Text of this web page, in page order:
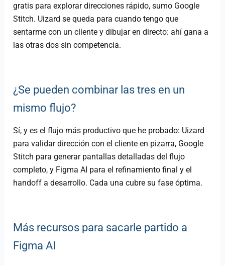
gratis para explorar direcciones rápido, sumo Google
Stitch. Uizard se queda para cuando tengo que
sentarme con un cliente y dibujar en directo: ahí gana a
las otras dos sin competencia.
¿Se pueden combinar las tres en un
mismo flujo?
Sí, y es el flujo más productivo que he probado: Uizard
para validar dirección con el cliente en pizarra, Google
Stitch para generar pantallas detalladas del flujo
completo, y Figma AI para el refinamiento final y el
handoff a desarrollo. Cada una cubre su fase óptima.
Más recursos para sacarle partido a
Figma AI